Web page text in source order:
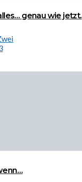
genau wie jetzt.